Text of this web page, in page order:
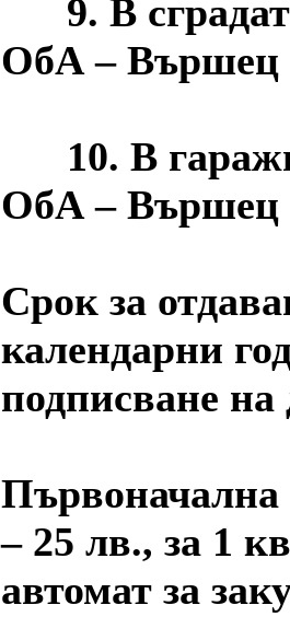
9. В
ОбА – Вършец
10. В гаражи
ОбА – Вършец
Срок за
календарни
подписване на
Първоначална
– 25 лв., за 1
автомат за